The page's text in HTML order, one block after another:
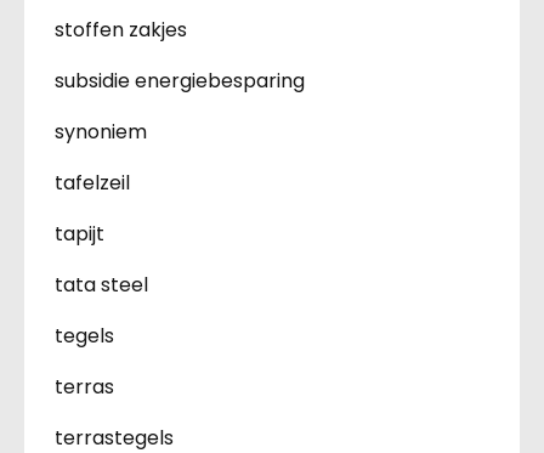
stoffen zakjes
subsidie energiebesparing
synoniem
tafelzeil
tapijt
tata steel
tegels
terras
terrastegels